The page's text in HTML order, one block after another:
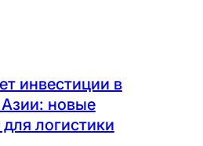
инвестиции в
новые
логистики